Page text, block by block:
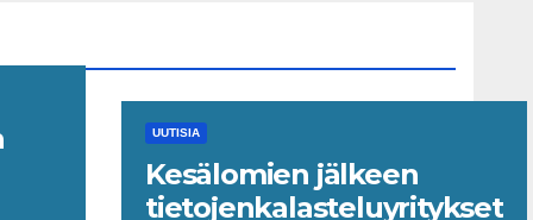
UUTISIA
Kesälomien jälkeen
tietojenkalasteluyritykset